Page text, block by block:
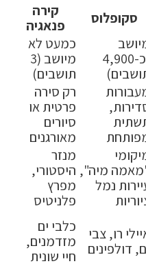
סקופלוס
קירה
פנאגיה
(כ-4,900
כמעט לא
מיושב (3
תושבים)
רק סירה
פרטית או
סיורים
מאורגנים
מיה",
נמל
מנזר
היסטורי,
מפרץ
פלניטיס
רו, צבי
דולפינים
כלבי ים
מזדמנים,
חיי שונית